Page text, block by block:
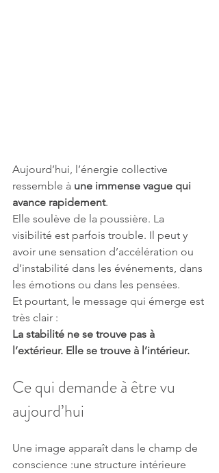
Aujourd’hui, l’énergie collective
ressemble à une immense vague qui
avance rapidement.
Elle soulève de la poussière. La
visibilité est parfois trouble. Il peut y
avoir une sensation d’accélération ou
d’instabilité dans les événements, dans
les émotions ou dans les pensées.
Et pourtant, le message qui émerge est
très clair :
La stabilité ne se trouve pas à
l’extérieur. Elle se trouve à l’intérieur.
Ce qui demande à être vu
aujourd’hui
Une image apparaît dans le champ de
conscience :une structure intérieure